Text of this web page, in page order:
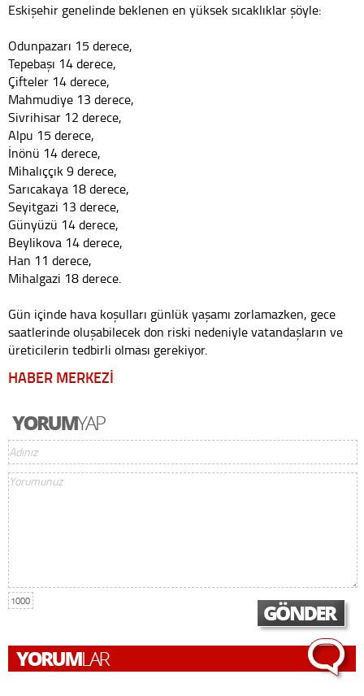
Eskişehir genelinde beklenen en yüksek sıcaklıklar şöyle:
Odunpazarı 15 derece,
Tepebaşı 14 derece,
Çifteler 14 derece,
Mahmudiye 13 derece,
Sivrihisar 12 derece,
Alpu 15 derece,
İnönü 14 derece,
Mihalıççık 9 derece,
Sarıcakaya 18 derece,
Seyitgazi 13 derece,
Günyüzü 14 derece,
Beylikova 14 derece,
Han 11 derece,
Mihalgazi 18 derece.
Gün içinde hava koşulları günlük yaşamı zorlamazken, gece
saatlerinde oluşabilecek don riski nedeniyle vatandaşların ve
üreticilerin tedbirli olması gerekiyor.
HABER MERKEZİ
1000